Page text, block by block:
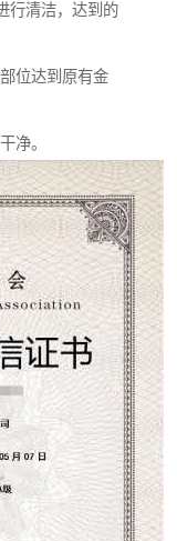
行清洁，达到的
位达到原有金
净。